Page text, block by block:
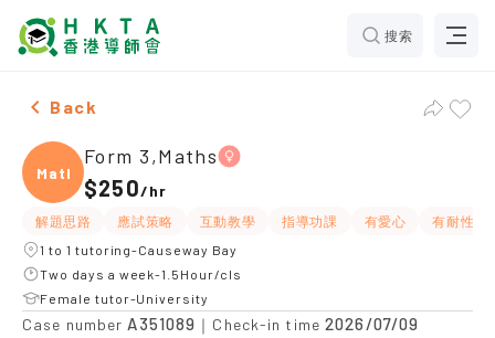
搜索
Female Form 3,Maths，Causeway Bay Tuition
Back
Maths
Form 3,Maths
$250/hr
解題思路 應試策略 互動教學 指導功課 有愛心
有耐性
1 to 1 tutoring-Causeway Bay
Two days a week-1.5Hour/cls
Female tutor-University
Case number A351089 ｜Check-in time2026/07/09